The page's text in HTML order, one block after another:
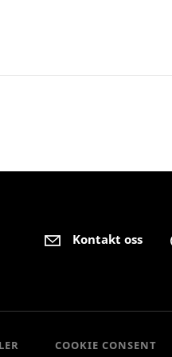
Kontakt oss
COOKIE CONSENT